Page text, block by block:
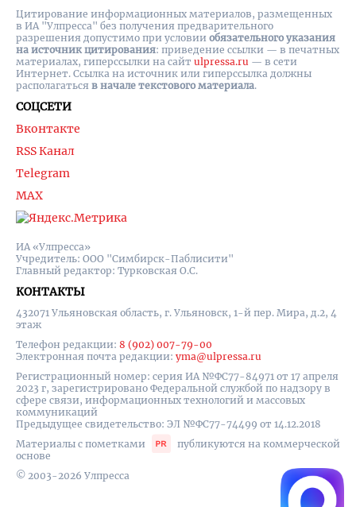
ИА «Улпресса»
Учредитель: ООО "Симбирск-Паблисити"
Главный редактор: Турковская О.С.
КОНТАКТЫ
432071 Ульяновская область, г. Ульяновск, 1-й пер. Мира, д.2, 4
этаж
Телефон редакции: 8 (902) 007-79-00
Электронная почта редакции: yma@ulpressa.ru
Регистрационный номер: серия ИА №ФС77-84971 от 17 апреля
2023 г, зарегистрировано Федеральной службой по надзору в
сфере связи, информационных технологий и массовых
коммуникаций
Предыдущее свидетельство: ЭЛ №ФС77-74499 от 14.12.2018
Материалы с пометками
публикуются на коммерческой
основе
© 2003-2026 Улпресса
СОЦСЕТИ
Вконтакте
RSS Канал
Telegram
MAX
Цитирование информационных материалов, размещенных
в ИА "Улпресса" без получения предварительного
разрешения допустимо при условии обязательного указания
на источник цитирования: приведение ссылки — в печатных
материалах, гиперссылки на cайт ulpressa.ru — в сети
Интернет. Ссылка на источник или гиперссылка должны
располагаться в начале текстового материала.